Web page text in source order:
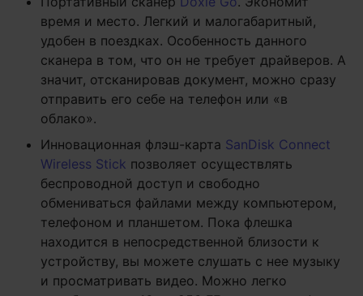
время и место. Легкий и малогабаритный,
удобен в поездках. Особенность данного
сканера в том, что он не требует драйверов. А
значит, отсканировав документ, можно сразу
отправить его себе на телефон или «в
облако».
Инновационная флэш-карта SanDisk Connect
Wireless Stick позволяет осуществлять
беспроводной доступ и свободно
обмениваться файлами между компьютером,
телефоном и планшетом. Пока флешка
находится в непосредственной близости к
устройству, вы можете слушать с нее музыку
и просматривать видео. Можно легко